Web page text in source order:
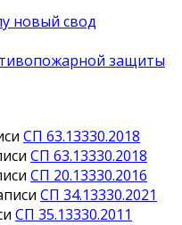
новый свод
защиты
СП 63.13330.2018
СП 63.13330.2018
СП 20.13330.2016
СП 34.13330.2021
СП 35.13330.2011